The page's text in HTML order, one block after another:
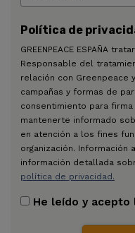
Política de
GREENPEACE ESPAÑA
Responsable del
relación con Greenpeace
campañas y formas de
consentimiento para
mantenerte informado
en atención a los fines
organización. Información
información detallada
política de privacidad.
He leído y acepto